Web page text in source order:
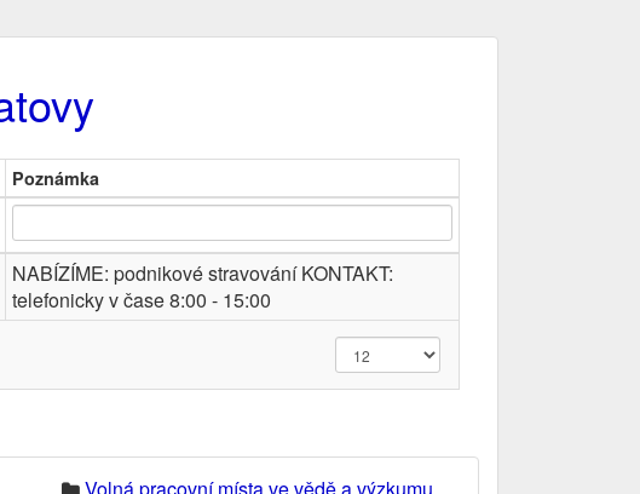
Poznámka
NABÍZÍME: podnikové stravování KONTAKT:
telefonicky v čase 8:00 - 15:00